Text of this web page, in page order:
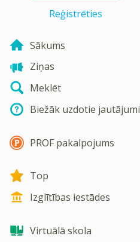
Reģistrēties
Sākums
Ziņas
Meklēt
Biežāk uzdotie jautājumi
PROF pakalpojums
Top
Izglītības iestādes
Virtuālā skola